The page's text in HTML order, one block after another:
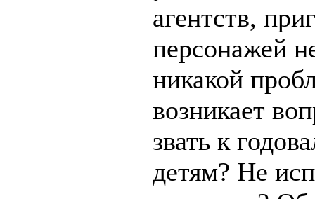
агентств,
персонажей
никакой
возникает
звать к
детям? Не